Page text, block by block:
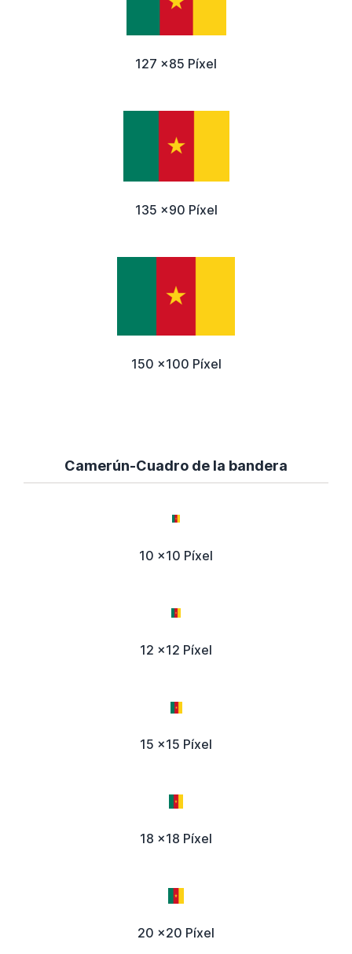
127 x85 Píxel
135 x90 Píxel
150 x100 Píxel
Camerún-Cuadro de la bandera
10 x10 Píxel
12 x12 Píxel
15 x15 Píxel
18 x18 Píxel
20 x20 Píxel